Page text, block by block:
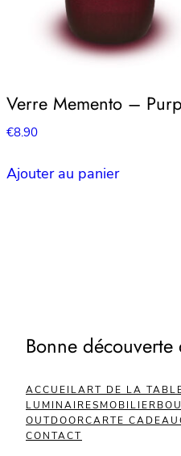
Verre Memento –
€8.90
Ajouter au panier
Bonne
ACCUEILART DE LA
LUMINAIRESMOBILIER
OUTDOORCARTE CADEAU
CONTACT